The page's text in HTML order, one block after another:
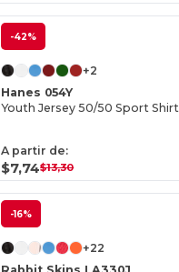
-42%
+2
Hanes 054Y
Youth Jersey 50/50 Sport Shirt
A partir de:
$7,74$13,30
-16%
+22